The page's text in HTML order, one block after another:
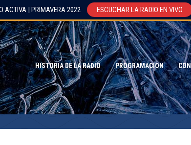
HISTORIA DE LA RADIO PROGRAMACION
ACTIVA | PRIMAVERA 2022 ESCUCHAR LA RADIO EN VIVO